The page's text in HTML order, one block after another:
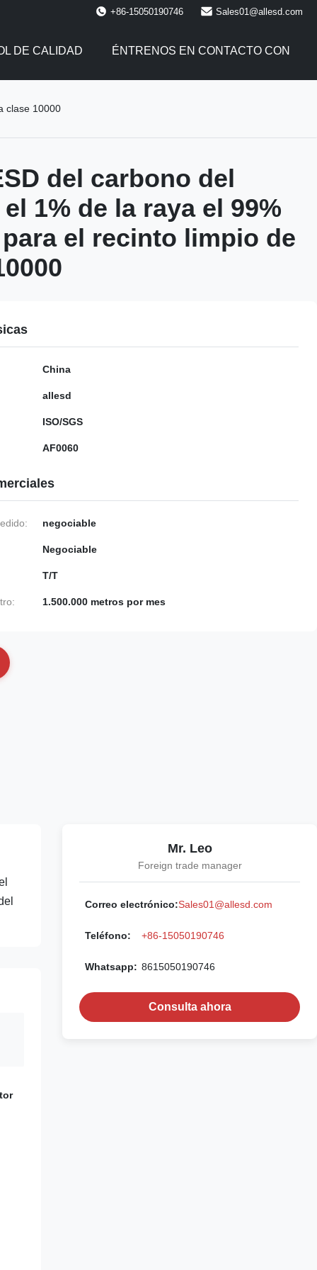
+86-15050190746 Sales01@allesd.com
DE CALIDAD ÉNTRENOS EN CONTACTO CON
clase 10000
del carbono del
1% de la raya el 99%
el recinto limpio de
China
allesd
ISO/SGS
AF0060
negociable
Negociable
T/T
1.500.000 metros por mes
Mr. Leo
Foreign trade manager
Correo electrónico:Sales01@allesd.com
Teléfono: +86-15050190746
Whatsapp: 8615050190746
Consulta ahora